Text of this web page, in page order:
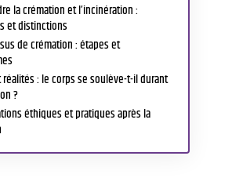
la crémation et l’incinération :
et distinctions
de crémation : étapes et
réalités : le corps se soulève-t-il durant
?
éthiques et pratiques après la